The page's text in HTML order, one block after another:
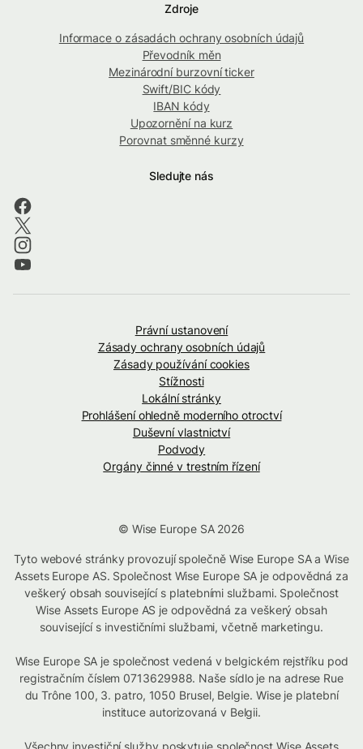
Zdroje
Informace o zásadách ochrany osobních údajů
Převodník měn
Mezinárodní burzovní ticker
Swift/BIC kódy
IBAN kódy
Upozornění na kurz
Porovnat směnné kurzy
Sledujte nás
Právní ustanovení
Zásady ochrany osobních údajů
Zásady používání cookies
Stížnosti
Lokální stránky
Prohlášení ohledně moderního otroctví
Duševní vlastnictví
Podvody
Orgány činné v trestním řízení
© Wise Europe SA 2026
Tyto webové stránky provozují společně Wise Europe SA a Wise
Assets Europe AS. Společnost Wise Europe SA je odpovědná za
veškerý obsah související s platebními službami. Společnost
Wise Assets Europe AS je odpovědná za veškerý obsah
související s investičními službami, včetně marketingu.
Wise Europe SA je společnost vedená v belgickém rejstříku pod
registračním číslem 0713629988. Naše sídlo je na adrese Rue
du Trône 100, 3. patro, 1050 Brusel, Belgie. Wise je platební
instituce autorizovaná v Belgii.
Všechny investiční služby poskytuje společnost Wise Assets